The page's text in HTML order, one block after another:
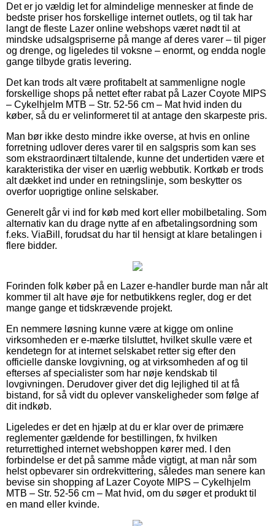
Det er jo vældig let for almindelige mennesker at finde de
bedste priser hos forskellige internet outlets, og til tak har
langt de fleste Lazer online webshops været nødt til at
mindske udsalgspriserne på mange af deres varer – til piger
og drenge, og ligeledes til voksne – enormt, og endda nogle
gange tilbyde gratis levering.
Det kan trods alt være profitabelt at sammenligne nogle
forskellige shops på nettet efter rabat på Lazer Coyote MIPS
– Cykelhjelm MTB – Str. 52-56 cm – Mat hvid inden du
køber, så du er velinformeret til at antage den skarpeste pris.
Man bør ikke desto mindre ikke overse, at hvis en online
forretning udlover deres varer til en salgspris som kan ses
som ekstraordinært tiltalende, kunne det undertiden være et
karakteristika der viser en uærlig webbutik. Kortkøb er trods
alt dækket ind under en retningslinje, som beskytter os
overfor uoprigtige online selskaber.
Generelt går vi ind for køb med kort eller mobilbetaling. Som
alternativ kan du drage nytte af en afbetalingsordning som
f.eks. ViaBill, forudsat du har til hensigt at klare betalingen i
flere bidder.
Forinden folk køber på en Lazer e-handler burde man når alt
kommer til alt have øje for netbutikkens regler, dog er det
mange gange et tidskrævende projekt.
En nemmere løsning kunne være at kigge om online
virksomheden er e-mærke tilsluttet, hvilket skulle være et
kendetegn for at internet selskabet retter sig efter den
officielle danske lovgivning, og at virksomheden af og til
efterses af specialister som har nøje kendskab til
lovgivningen. Derudover giver det dig lejlighed til at få
bistand, for så vidt du oplever vanskeligheder som følge af
dit indkøb.
Ligeledes er det en hjælp at du er klar over de primære
reglementer gældende for bestillingen, fx hvilken
returrettighed internet webshoppen kører med. I den
forbindelse er det på samme måde vigtigt, at man når som
helst opbevarer sin ordrekvittering, således man senere kan
bevise sin shopping af Lazer Coyote MIPS – Cykelhjelm
MTB – Str. 52-56 cm – Mat hvid, om du søger et produkt til
en mand eller kvinde.